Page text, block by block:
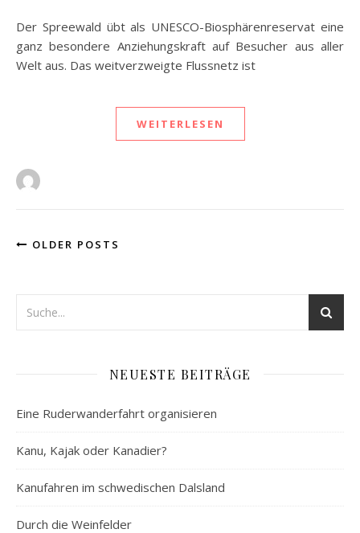
Der Spreewald übt als UNESCO-Biosphärenreservat eine
ganz besondere Anziehungskraft auf Besucher aus aller
Welt aus. Das weitverzweigte Flussnetz ist
WEITERLESEN
OLDER POSTS
NEUESTE BEITRÄGE
Eine Ruderwanderfahrt organisieren
Kanu, Kajak oder Kanadier?
Kanufahren im schwedischen Dalsland
Durch die Weinfelder